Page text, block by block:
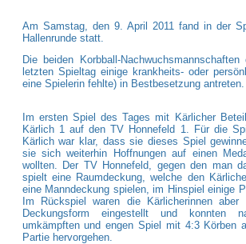
Am Samstag, den 9. April 2011 fand in der
Hallenrunde statt.
Die beiden Korbball-
letzten Spieltag einige krankheits- oder
eine Spielerin fehlte) in Bestbesetzung antreten.
Im ersten Spiel des Tages mit Kärlicher
Kärlich 1 auf den TV Honnefeld 1. Für die
Kärlich war klar, dass sie dieses Spiel
sie sich weiterhin Hoffnungen auf einen
wollten. Der TV Honnefeld, gegen den man
spielt eine Raumdeckung, welche den
eine Manndeckung spielen, im Hinspiel einige
Im Rückspiel waren die Kärlicherinnen
Deckungsform eingestellt und konnten
umkämpften und engen Spiel mit 4:3 Körben
Partie hervorgehen.